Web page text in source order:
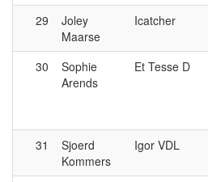
29
Joley
Maarse
Icatcher
30
Sophie
Arends
Et Tesse D
31
Sjoerd
Kommers
Igor VDL